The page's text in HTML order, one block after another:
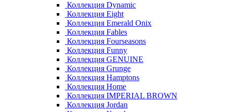
Коллекция Dynamic
Коллекция Eight
Коллекция Emerald Onix
Коллекция Fables
Коллекция Fourseasons
Коллекция Funny
Коллекция GENUINE
Коллекция Grunge
Коллекция Hamptons
Коллекция Home
Коллекция IMPERIAL BROWN
Коллекция Jordan